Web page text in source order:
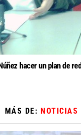
hacer un plan de
MÁS DE: NOTICIAS